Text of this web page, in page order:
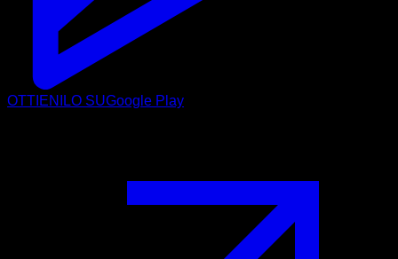
OTTIENILO SUGoogle Play